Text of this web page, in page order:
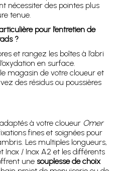
nécessiter des pointes plus
tenue.
pour l’entretien de
?
et rangez les boîtes à l’abri
en surface.
magasin de votre cloueur et
des résidus ou poussières
à votre cloueur Omer
fines et soignées pour
Les multiples longueurs,
Inox / Inox A2 et les différents
une souplesse de choix